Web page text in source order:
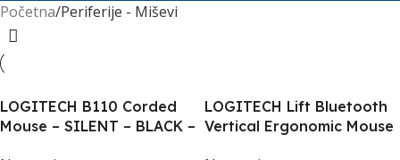
Početna Periferije - Miševi
LOGITECH B110 Corded
Mouse – SILENT – BLACK –
LOGITECH Lift Bluetooth
Vertical Ergonomic Mouse